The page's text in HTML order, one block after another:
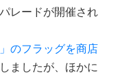
レードが開催され
のフラッグを商店
ましたが、ほかに